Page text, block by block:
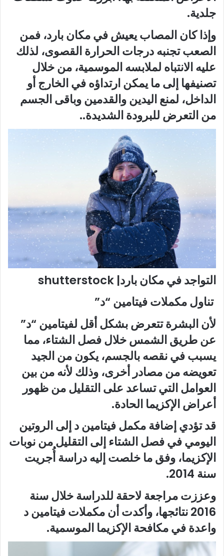
جلدية.
وإذا كان المصاب يعيش في مكان بارد، فمن
الصعب تجنبه درجات الحرارة القصوى، لذلك
عليه الانتباه لملابسه الموسمية، من خلال
تصنيفها إلى ما يمكن ارتداؤه في الخارج أو
الداخل، لمنع اليدين والقدمين وباقى الجسم
من التعرض للبرودة الشديدة..
التواجد في مكان بارد| shutterstock
تناول مكملات فيتامين “د”
لأن البشرة تتعرض بشكل أقل لفيتامين “د”
عن طريق الشمس خلال فصل الشتاء، مما
يسبب في نقصه بالجسم، يكون من الجيد
تعويضه من مصادر أخرى، وذلك لأنه من بين
العوامل التي تساعد على التقليل من ظهور
أعراض الإكزيما الحادة.
قد تؤدي إضافة مكمل فيتامين د إلى الروتين
اليومي في فصل الشتاء إلى التقليل من نوبات
الإكزيما، وفق ما خلصت إليه دراسة أُجريت
سنة 2014.
وعززت مراجعة لاحقة للدراسة خلال سنة
2016 نتائجها، وأكدت أن مكملات فيتامين د
واعدة في مكافحة الإكزيما الموسمية.